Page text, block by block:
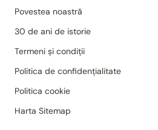
Povestea noastră
30 de ani de istorie
Termeni și condiții
Politica de confidențialitate
Politica cookie
Harta Sitemap